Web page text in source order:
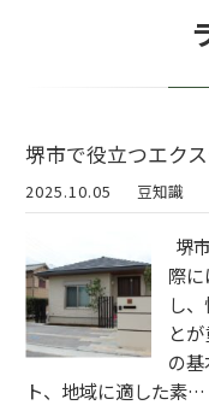
堺市で役立つエク
2025.10.05 豆知識
堺
際
し
と
の
ト、地域に適した素…